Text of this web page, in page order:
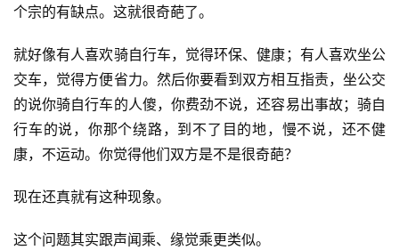
个宗的有缺点。这就很奇葩了。
就好像有人喜欢骑自行车，觉得环保、健康；有人喜欢坐公
交车，觉得方便省力。然后你要看到双方相互指责，坐公交
的说你骑自行车的人傻，你费劲不说，还容易出事故；骑自
行车的说，你那个绕路，到不了目的地，慢不说，还不健
康，不运动。你觉得他们双方是不是很奇葩？
现在还真就有这种现象。
这个问题其实跟声闻乘、缘觉乘更类似。